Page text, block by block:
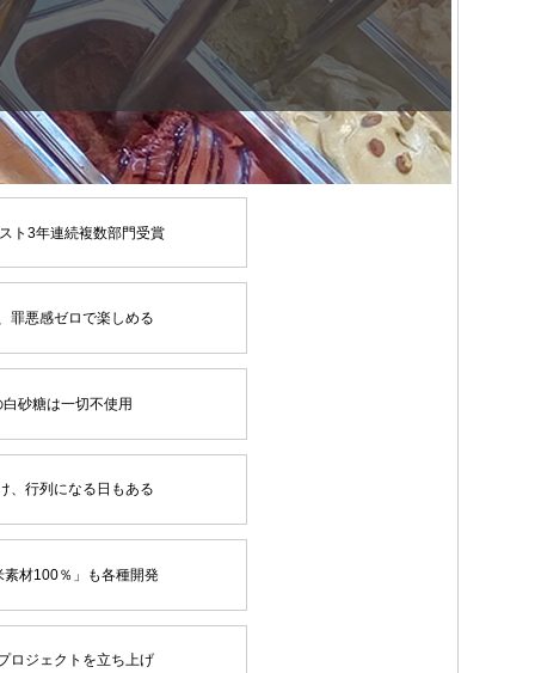
ト3年連続複数部門受賞
罪悪感ゼロで楽しめる
砂糖は一切不使用
、行列になる日もある
材100％」も各種開発
ロジェクトを立ち上げ